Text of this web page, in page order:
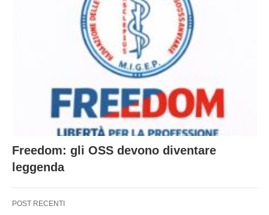
Freedom: gli OSS devono diventare
leggenda
POST RECENTI